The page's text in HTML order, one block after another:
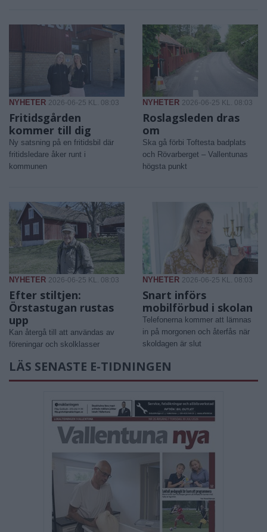
NYHETER 2026-06-25 KL. 08:03
Fritidsgården
kommer till dig
Ny satsning på en fritidsbil där
fritidsledare åker runt i
kommunen
NYHETER 2026-06-25 KL. 08:03
Roslagsleden dras
om
Ska gå förbi Toftesta badplats
och Rövarberget – Vallentunas
högsta punkt
NYHETER 2026-06-25 KL. 08:03
Efter stiltjen:
Örstastugan rustas
upp
Kan återgå till att användas av
föreningar och skolklasser
NYHETER 2026-06-25 KL. 08:03
Snart införs
mobilförbud i skolan
Telefonerna kommer att lämnas
in på morgonen och återfås när
skoldagen är slut
LÄS SENASTE E-TIDNINGEN